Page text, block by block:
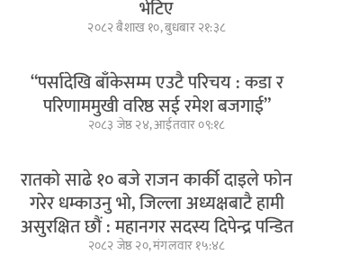
भेटिए
२०८२ बैशाख १०, बुधबार २१:३८
“पर्सादेखि बाँकेसम्म एउटै परिचय : कडा र
परिणाममुखी वरिष्ठ सई रमेश बजगाई”
२०८३ जेष्ठ २४, आईतवार ०९:१८
रातको साढे १० बजे राजन कार्की दाइले फोन
गरेर धम्काउनु भो, जिल्ला अध्यक्षबाटै हामी
असुरक्षित छौं : महानगर सदस्य दिपेन्द्र पन्डित
२०८२ जेष्ठ २०, मंगलवार १५:४८